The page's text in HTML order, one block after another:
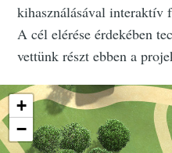
kihasználásával interaktív
A cél elérése érdekében
vettünk részt ebben a
+
−